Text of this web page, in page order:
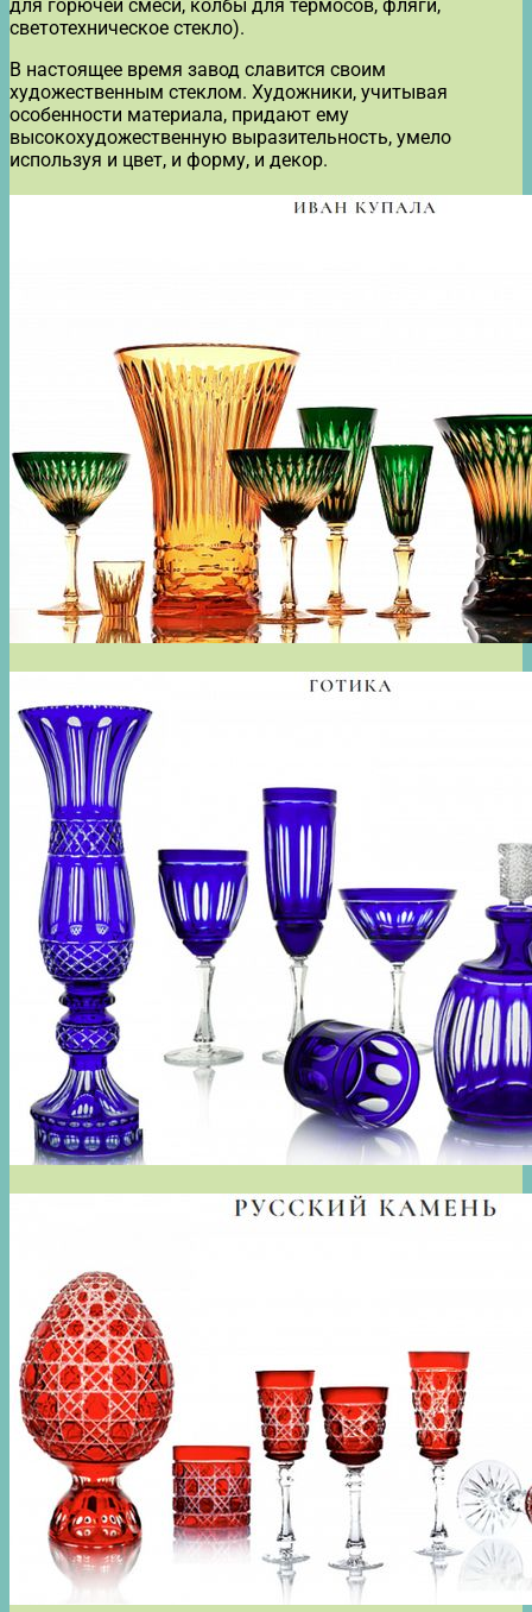
для горючей смеси, колбы для термосов, фляги,
светотехническое стекло).
В настоящее время завод славится своим
художественным стеклом. Художники, учитывая
особенности материала, придают ему
высокохудожественную выразительность, умело
используя и цвет, и форму, и декор.